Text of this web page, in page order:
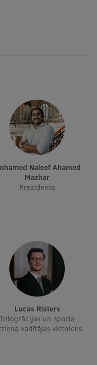
Mazhar
Prezidents
Lucas Risters
Integrācijas un sporta
vadītājas vietnieks